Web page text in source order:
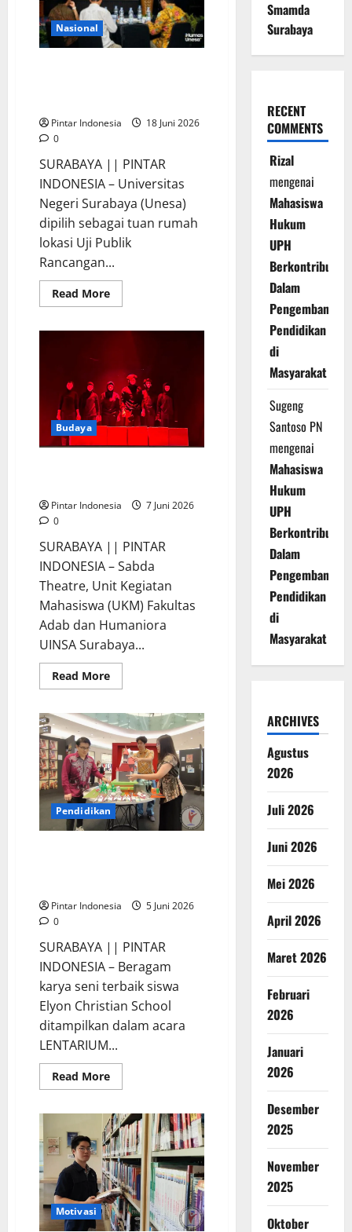
Ini
Keseruannya
Nasional
Pintar Indonesia
18 Juni 2026
0
SURABAYA || PINTAR
INDONESIA – Universitas
Negeri Surabaya (Unesa)
dipilih sebagai tuan rumah
lokasi Uji Publik
Rancangan...
Read MoreRead
more
HAM
Memiliki
Peran
Besar
Dalam
Menyiapkan
Calon
Pendidik
Budaya
Pintar Indonesia
7 Juni 2026
0
SURABAYA || PINTAR
INDONESIA – Sabda
Theatre, Unit Kegiatan
Mahasiswa (UKM) Fakultas
Adab dan Humaniora
UINSA Surabaya...
Read MoreRead
more
Teater
UKM
UINSA
Pukau
Pengunjung
Pendidikan
Pintar Indonesia
5 Juni 2026
0
SURABAYA || PINTAR
INDONESIA – Beragam
karya seni terbaik siswa
Elyon Christian School
ditampilkan dalam acara
LENTARIUM...
Read MoreRead
more
2026
Tampilkan
Perjalanan
Kreatif
Siswa
Elyon
Christian
School
Motivasi
Smamda
Surabaya
RECENT
COMMENTS
Rizal
mengenai
Mahasiswa
Hukum
UPH
Berkontribusi
Dalam
Pengembangan
Pendidikan
di
Masyarakat
Sugeng
Santoso PN
mengenai
Mahasiswa
Hukum
UPH
Berkontribusi
Dalam
Pengembangan
Pendidikan
di
Masyarakat
ARCHIVES
Agustus
2026
Juli 2026
Juni 2026
Mei 2026
April 2026
Maret 2026
Februari
2026
Januari
2026
Desember
2025
November
2025
Oktober